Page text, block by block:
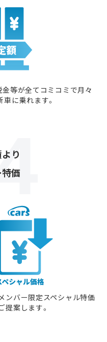
金等が全てコミコミで月々
に乗れます。
り
価
ンバー限定スペシャル特価
提案します。